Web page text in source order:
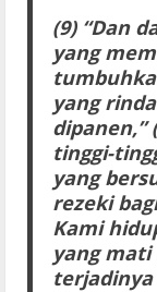
(9) “Dan
yang
yang
dipanen,”
tinggi-
yang
rezeki
Kami
yang